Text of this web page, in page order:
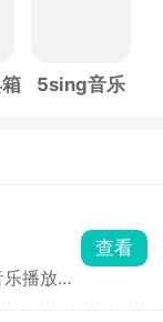
5sing音乐
乐播放
查看